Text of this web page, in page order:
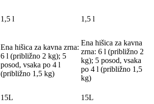
1,5 l 1,5 l
Ena hišica za kavna zrna:
6 l (približno 2 kg); 5
posod, vsaka po 4 l
(približno 1,5 kg)
Ena hišica za kavna
zrna: 6 l (približno 2
kg); 5 posod, vsaka
po 4 l (približno 1,5
kg)
15L 15L